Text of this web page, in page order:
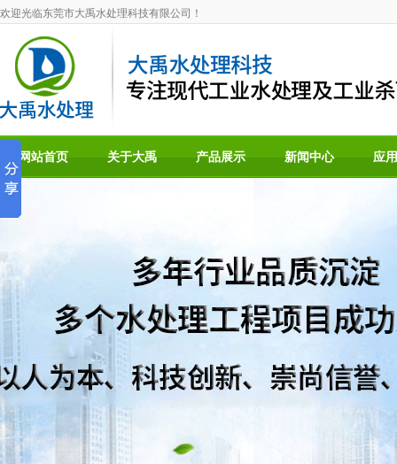
欢迎光临东莞市大禹水处理科技有限公司！
网站首页 关于大禹 产品展示 新闻中心 应